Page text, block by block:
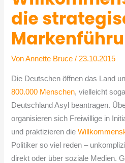
die
VonAnnette Bruce/23.10.2015
Die Deutschen öffnen das Land
800.000 Menschen, vielleicht
Deutschland Asyl beantragen.
organisieren sich Freiwillige in
und praktizieren die
Politiker so viel reden –
direkt oder über soziale Medien.